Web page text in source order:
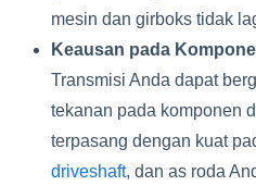
mesin dan girboks tidak
Keausan pada
Transmisi Anda dapat
tekanan pada komponen
terpasang dengan kuat
driveshaft, dan as roda